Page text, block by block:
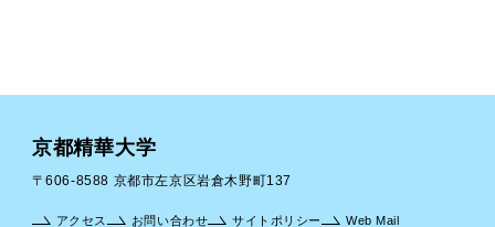
京都精華大学
〒606-8588 京都市左京区岩倉木野町137
アクセス お問い合わせ サイトポリシー Web Mail